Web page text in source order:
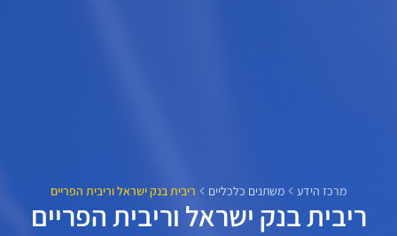
מרכז הידע משתנים כלכליים ריבית בנק ישראל וריבית הפריים
ריבית בנק ישראל וריבית הפריים